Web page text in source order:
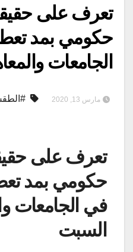
تعرف على
حكومي بمد
الجامعات
مارس 13, 2020
تعرف على
حكومي بمد
في الجامعات
السبت